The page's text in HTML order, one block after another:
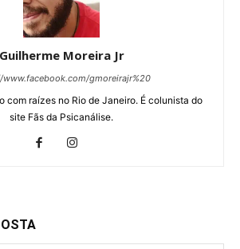
Guilherme Moreira Jr
gmoreirajr%20
com raízes no Rio de Janeiro. É colunista do
site Fãs da Psicanálise.